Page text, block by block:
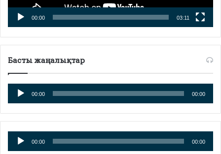
00:00 03:11
Басты жаңалықтар
Аудиоплеер
00:00 00:00
Аудиоплеер
00:00 00:00